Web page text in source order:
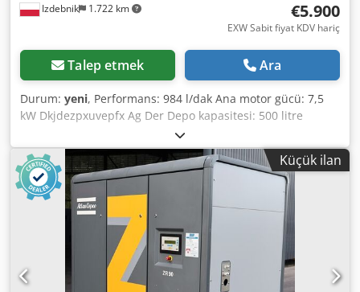
Izdebnik 1.722 km €5.900
EXW Sabit fiyat KDV hariç
Talep etmek Ara
Durum: yeni, Performans: 984 l/dak Ana motor gücü: 7,5
kW Dkjdezpxuvepfx Ag Der Depo kapasitesi: 500 litre
Maksimum çalışma basıncı: 10,0 atm Entegre soğutucu
kurutucu Kompresörün çalışma parametrelerinin
elektronik ayarı Ses yalıtımlı kabin (sadece 67 dB) CE
standartlarına uygundur Üretim yılı: 2025, SIFIR
Küçük ilan